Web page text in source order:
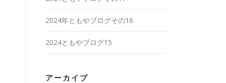
2024年ともやブログその16
2024ともやブログ15
アーカイブ